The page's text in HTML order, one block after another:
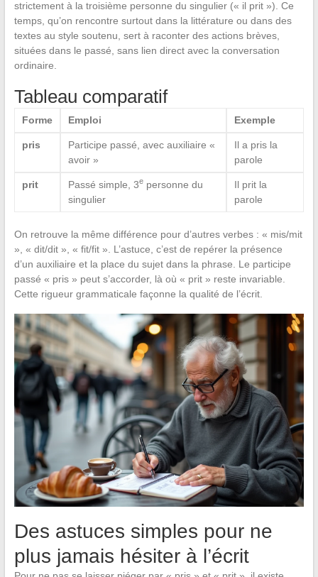
strictement à la troisième personne du singulier (« il prit »). Ce
temps, qu’on rencontre surtout dans la littérature ou dans des
textes au style soutenu, sert à raconter des actions brèves,
situées dans le passé, sans lien direct avec la conversation
ordinaire.
Tableau comparatif
Forme Emploi Exemple
pris
Participe passé, avec auxiliaire «
avoir »
Il a pris la
parole
prit Passé simple, 3epersonne du
singulier
Il prit la
parole
On retrouve la même différence pour d’autres verbes : « mis/mit
», « dit/dit », « fit/fit ». L’astuce, c’est de repérer la présence
d’un auxiliaire et la place du sujet dans la phrase. Le participe
passé « pris » peut s’accorder, là où « prit » reste invariable.
Cette rigueur grammaticale façonne la qualité de l’écrit.
Des astuces simples pour ne
plus jamais hésiter à l’écrit